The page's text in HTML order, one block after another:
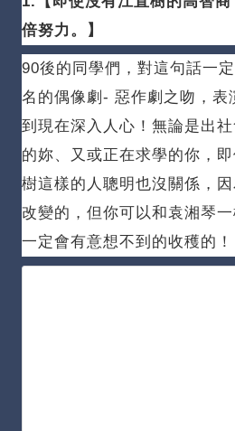
倍努力。
】
90後的同學們，對這句話一定
名的偶像劇- 惡作劇之吻，表
到現在深入人心！ 無論是出
的妳、又或正在求學的你，
樹這樣的人聰明也沒關係，
改變的，但你可以和袁湘琴
一定會有意想不到的收穫的！